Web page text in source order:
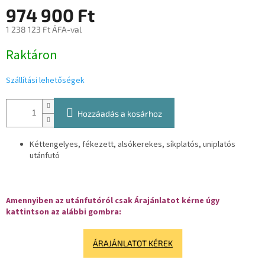
974 900 Ft
1 238 123 Ft ÁFA-val
Raktáron
Szállítási lehetőségek
Hozzáadás a kosárhoz
Kéttengelyes, fékezett, alsókerekes, síkplatós, uniplatós
utánfutó
Amennyiben az utánfutóról csak Árajánlatot kérne úgy
kattintson az alábbi gombra:
ÁRAJÁNLATOT KÉREK